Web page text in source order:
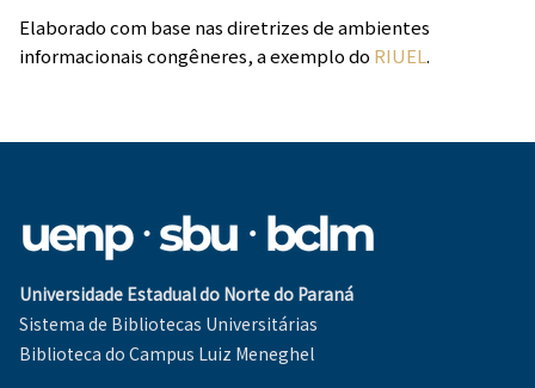
Elaborado com base nas diretrizes de ambientes
informacionais congêneres, a exemplo do RIUEL.
Universidade Estadual do Norte do Paraná
Sistema de Bibliotecas Universitárias
Biblioteca do Campus Luiz Meneghel